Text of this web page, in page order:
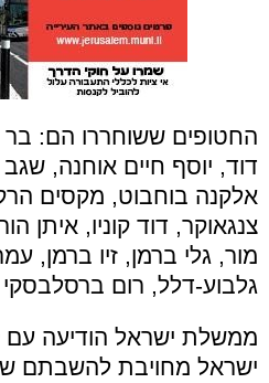
החטופים ששוחררו הם: בר
דוד, יוסף חיים אוחנה, שגב
אלקנה בוחבוט, מקסים
צנגאוקר, דוד קוניו, איתן
מור, גלי ברמן, זיו ברמן,
גלבוע-דלל, רום ברסלבסקי
ממשלת ישראל הודיעה
ישראל מחויבת להשבתם